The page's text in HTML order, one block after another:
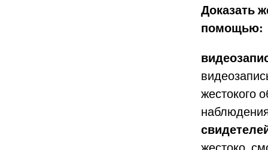
Доказать
помощью:
жестокого